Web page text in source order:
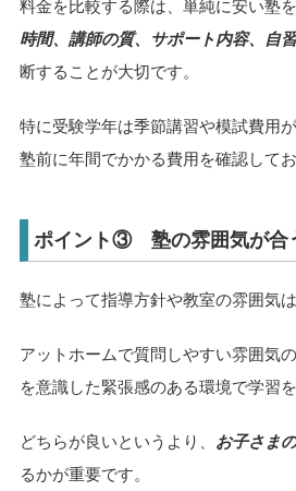
料金を比較する際は、単純に安い塾
時間、講師の質、サポート内容、自
断することが大切です。
特に受験学年は季節講習や模試費用
塾前に年間でかかる費用を確認してお
ポイント③ 塾の雰囲気が合
塾によって指導方針や教室の雰囲気
アットホームで質問しやすい雰囲気
を意識した緊張感のある環境で学習
どちらが良いというより、 お子さま
るかが重要です。